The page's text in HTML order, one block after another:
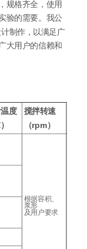
规格齐全，使用
验的需要。我公
制作，以满足广
大用户的信赖和
度
）
搅拌转速
（rpm）
根据容积、
浆形
及用户要求